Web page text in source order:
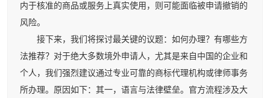
内于核准的商品或服务上真实使用，则可能面临被申请撤销的
风险。
接下来，我们将探讨最关键的议题：如何办理？有哪些方
法推荐？对于绝大多数境外申请人，尤其是来自中国的企业和
个人，我们强烈建议通过专业可靠的商标代理机构或律师事务
所办理。原因如下：其一，语言与法律壁垒。官方流程涉及大